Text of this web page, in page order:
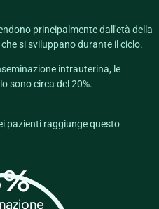
principalmente dall'età della
si sviluppano durante il ciclo.
intrauterina, le
sono circa del 20%.
pazienti raggiunge questo
%